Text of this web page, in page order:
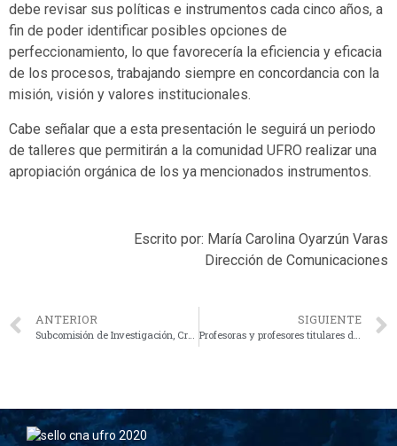
debe revisar sus políticas e instrumentos cada cinco años, a
fin de poder identificar posibles opciones de
perfeccionamiento, lo que favorecería la eficiencia y eficacia
de los procesos, trabajando siempre en concordancia con la
misión, visión y valores institucionales.
Cabe señalar que a esta presentación le seguirá un periodo
de talleres que permitirán a la comunidad UFRO realizar una
apropiación orgánica de los ya mencionados instrumentos.
Escrito por: María Carolina Oyarzún Varas
Dirección de Comunicaciones
ANTERIOR
Subcomisión de Investigación, Creación y/o Innovación continúa avanzando en el proceso de Autoevaluación Institucional
SIGUIENTE
Profesoras y profesores titulares de la UFRO participaron en diálogo sobre proceso de Acreditación Institucional